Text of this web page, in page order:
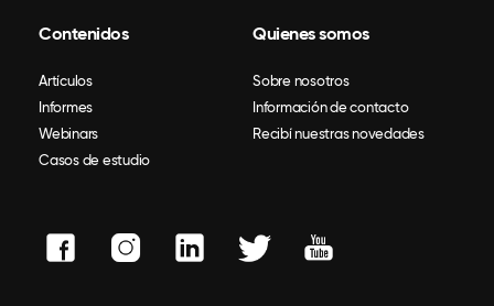
Contenidos
Artículos
Informes
Webinars
Casos de estudio
Quienes somos
Sobre nosotros
Información de contacto
Recibí nuestras novedades